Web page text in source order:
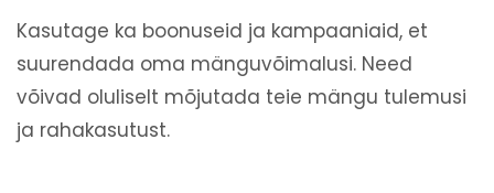
Kasutage ka boonuseid ja kampaaniaid, et
suurendada oma mänguvõimalusi. Need
võivad oluliselt mõjutada teie mängu tulemusi
ja rahakasutust.